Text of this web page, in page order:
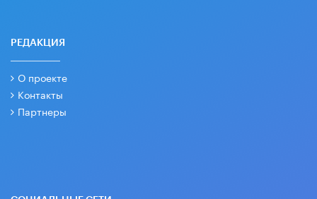
РЕДАКЦИЯ
О проекте
Контакты
Партнеры